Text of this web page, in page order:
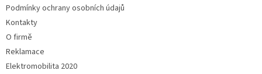
Podmínky ochrany osobních údajů
Kontakty
O firmě
Reklamace
Elektromobilita 2020